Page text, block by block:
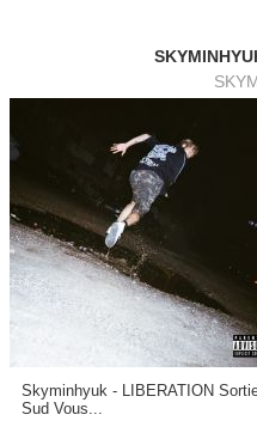
Skyminhyuk - LIBERATION
Sud Vous...